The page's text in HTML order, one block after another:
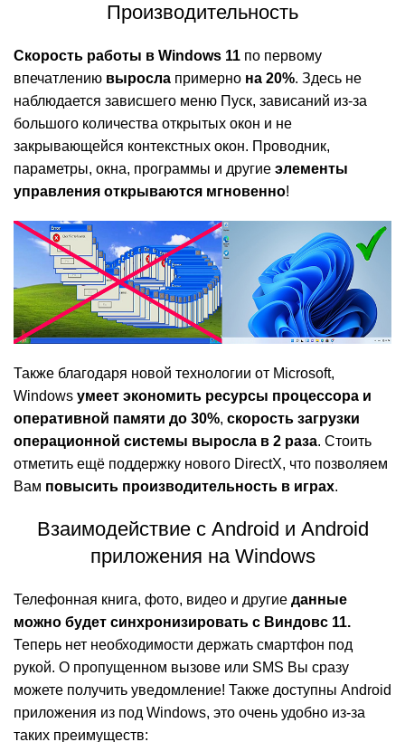
Производительность
Скорость работы в Windows 11 по первому
впечатлению выросла примерно на 20%. Здесь не
наблюдается зависшего меню Пуск, зависаний из-за
большого количества открытых окон и не
закрывающейся контекстных окон. Проводник,
параметры, окна, программы и другие элементы
управления открываются мгновенно!
Также благодаря новой технологии от Microsoft,
Windows умеет экономить ресурсы процессора и
оперативной памяти до 30%, скорость загрузки
операционной системы выросла в 2 раза. Стоить
отметить ещё поддержку нового DirectX, что позволяем
Вам повысить производительность в играх.
Взаимодействие с Android и Android
приложения на Windows
Телефонная книга, фото, видео и другие данные
можно будет синхронизировать с Виндовс 11.
Теперь нет необходимости держать смартфон под
рукой. О пропущенном вызове или SMS Вы сразу
можете получить уведомление! Также доступны Android
приложения из под Windows, это очень удобно из-за
таких преимуществ: